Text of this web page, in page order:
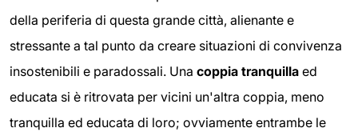
della periferia di questa grande città, alienante e
stressante a tal punto da creare situazioni di convivenza
insostenibili e paradossali. Una coppia tranquilla ed
educata si è ritrovata per vicini un'altra coppia, meno
tranquilla ed educata di loro; ovviamente entrambe le